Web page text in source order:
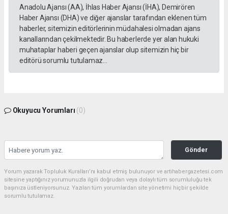
Anadolu Ajansı (AA), İhlas Haber Ajansı (İHA), Demirören
Haber Ajansı (DHA) ve diğer ajanslar tarafından eklenen tüm
haberler, sitemizin editörlerinin müdahalesi olmadan ajans
kanallarından çekilmektedir. Bu haberlerde yer alan hukuki
muhataplar haberi geçen ajanslar olup sitemizin hiç bir
editörü sorumlu tutulamaz...
Okuyucu Yorumları (0)
Gönder
Yorum yazarak Topluluk Kuralları’nı kabul etmiş bulunuyor ve artihabergazetesi.com
sitesine yaptığınız yorumunuzla ilgili doğrudan veya dolaylı tüm sorumluluğu tek
başınıza üstleniyorsunuz. Yazılan tüm yorumlardan site yönetimi hiçbir şekilde
sorumlu tutulamaz.